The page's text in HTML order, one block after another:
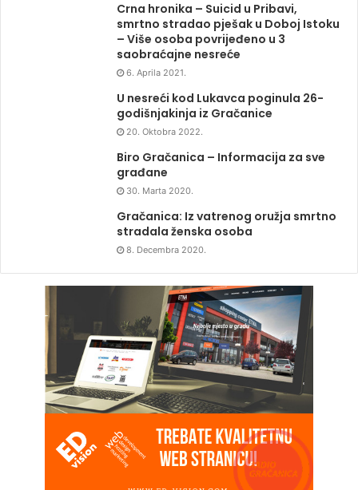
Crna hronika – Suicid u Pribavi,
smrtno stradao pješak u Doboj Istoku
– Više osoba povrijeđeno u 3
saobraćajne nesreće
6. Aprila 2021.
U nesreći kod Lukavca poginula 26-
godišnjakinja iz Gračanice
20. Oktobra 2022.
Biro Gračanica – Informacija za sve
građane
30. Marta 2020.
Gračanica: Iz vatrenog oružja smrtno
stradala ženska osoba
8. Decembra 2020.